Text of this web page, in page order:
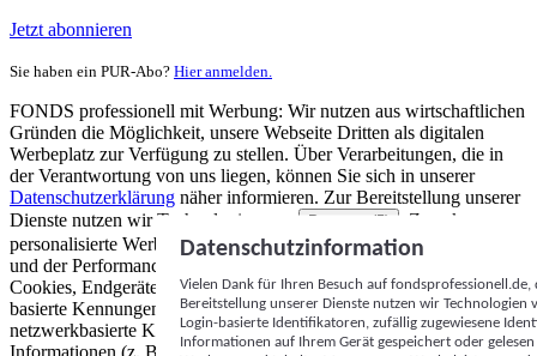
Jetzt abonnieren
Sie haben ein PUR-Abo? Hier anmelden.
FONDS professionell mit Werbung: Wir nutzen aus wirtschaftlichen
Gründen die Möglichkeit, unsere Webseite Dritten als digitalen
Werbeplatz zur Verfügung zu stellen. Über Verarbeitungen, die in
der Verantwortung von uns liegen, können Sie sich in unserer
Datenschutzerklärung näher informieren. Zur Bereitstellung unserer
Dienste nutzen wir Technologien von
Partnern (5)
. Zwecke:
personalisierte Werbung und Inhalte, Messung von Werbeleistung
und der Performance von Inhalten sowie Zielgruppenforschung.
Cookies, Endgeräte- oder ähnliche Online-Kennungen (z. B. login-
basierte Kennungen, zufällig generierte Kennungen,
netzwerkbasierte Kennungen) können zusammen mit anderen
Informationen (z. B. Browsertyp und Browserinformationen,
Datenschutzinformation
Vielen Dank für Ihren Besuch auf
Bereitstellung unserer Dienste nutzen wir Technologien
Login-basierte Identifikatoren, zufällig zugewiesene
Informationen auf Ihrem Gerät gespeichert oder